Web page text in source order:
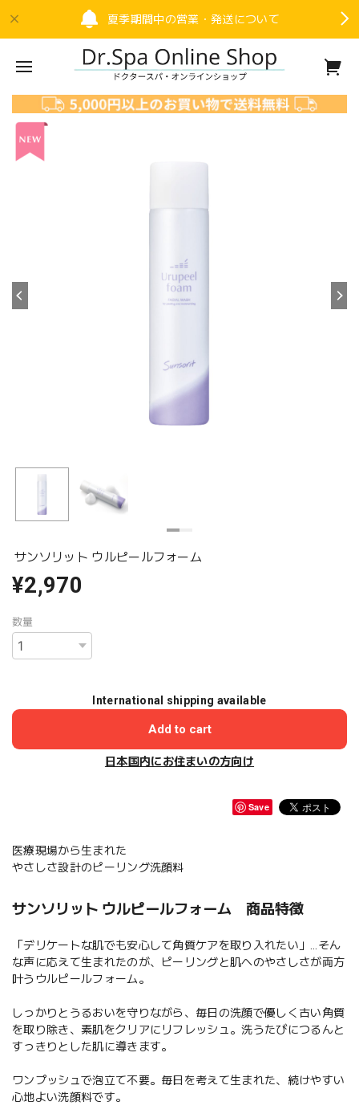
夏季期間中の営業・発送について
サンソリット ウルピールフォーム
¥2,970
数量
International shipping available
Add to cart
日本国内にお住まいの方向け
Save
医療現場から生まれた
やさしさ設計のピーリング洗顔料
サンソリット ウルピールフォーム 商品特徴
「デリケートな肌でも安心して角質ケアを取り入れたい」…そん
な声に応えて生まれたのが、ピーリングと肌へのやさしさが両方
叶うウルピールフォーム。
しっかりとうるおいを守りながら、毎日の洗顔で優しく古い角質
を取り除き、素肌をクリアにリフレッシュ。洗うたびにつるんと
すっきりとした肌に導きます。
ワンプッシュで泡立て不要。毎日を考えて生まれた、続けやすい
心地よい洗顔料です。